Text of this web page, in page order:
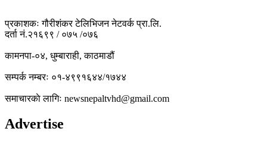
प्रकाशकः गौरीशंकर टेलिभिजन नेटवर्क प्रा.लि.
दर्ता नं.२१६९९ / ०७५ /०७६
कामनपा-०४, धुम्बाराही, काठमाडौं
सम्पर्क नम्बरः ०१-४९९१६४४/१७४४
समाचारकाे लागिः newsnepaltvhd@gmail.com
Advertise